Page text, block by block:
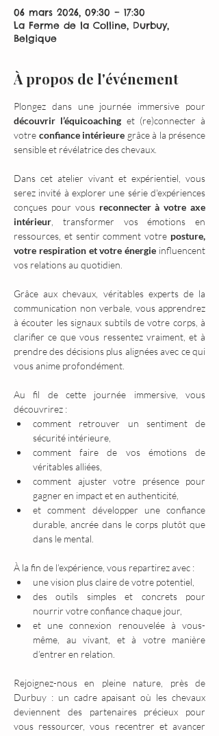
06 mars 2026, 09:30 – 17:30
La Ferme de la Colline, Durbuy,
Belgique
À propos de l'événement
découvrir l’équicoaching et (re)connecter à
votre confiance intérieure grâce à la présence
sensible et révélatrice des chevaux.
Dans cet atelier vivant et expérientiel, vous
serez invité à explorer une série d'expériences
conçues pour vous reconnecter à votre axe
intérieur , transformer vos émotions en
ressources, et sentir comment votre posture,
votre respiration et votre énergie influencent
vos relations au quotidien.
Grâce aux chevaux, véritables experts de la
communication non verbale, vous apprendrez
à écouter les signaux subtils de votre corps, à
clarifier ce que vous ressentez vraiment, et à
prendre des décisions plus alignées avec ce qui
vous anime profondément.
Au fil de cette journée immersive, vous
découvrirez :
comment retrouver un sentiment de
sécurité intérieure,
comment faire de vos émotions de
véritables alliées,
comment ajuster votre présence pour
gagner en impact et en authenticité,
et comment développer une confiance
durable, ancrée dans le corps plutôt que
dans le mental.
À la fin de l’expérience, vous repartirez avec :
une vision plus claire de votre potentiel,
des outils simples et concrets pour
nourrir votre confiance chaque jour,
et une connexion renouvelée à vous-
même, au vivant, et à votre manière
d’entrer en relation.
Rejoignez-nous en pleine nature, près de
Durbuy : un cadre apaisant où les chevaux
deviennent des partenaires précieux pour
vous ressourcer, vous recentrer et avancer